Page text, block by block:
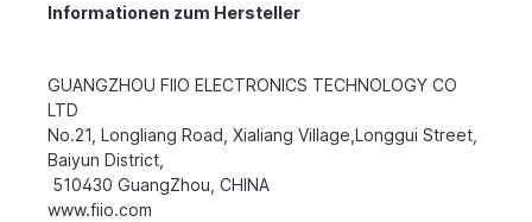
Informationen zum Hersteller
GUANGZHOU FIIO ELECTRONICS TECHNOLOGY CO
LTD
No.21, Longliang Road, Xialiang Village,Longgui Street,
Baiyun District,
510430 GuangZhou, CHINA
www.fiio.com